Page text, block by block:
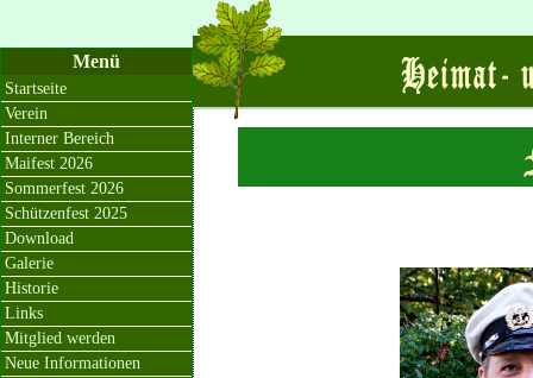
Menü
Startseite
Verein
Interner Bereich
Maifest 2026
Sommerfest 2026
Schützenfest 2025
Download
Galerie
Historie
Links
Mitglied werden
Neue Informationen